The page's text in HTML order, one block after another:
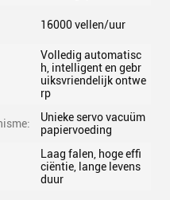
16000 vellen/uur
Volledig automatisc
h, intelligent en gebr
uiksvriendelijk ontwe
rp
Unieke servo vacuüm
papiervoeding
Laag falen, hoge effi
ciëntie, lange levens
duur